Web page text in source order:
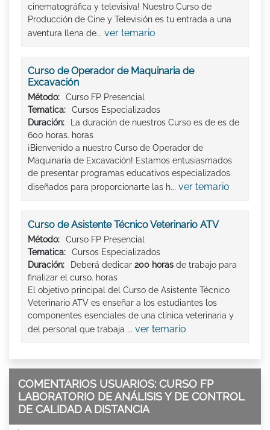
cinematográfica y televisiva! Nuestro Curso de
Producción de Cine y Televisión es tu entrada a una
aventura llena de... ver temario
Curso de Operador de Maquinaria de
Excavación
Método:
Curso FP Presencial
Tematica:
Cursos Especializados
Duración:
La duración de nuestros Curso es de es de
600 horas. horas
¡Bienvenido a nuestro Curso de Operador de
Maquinaria de Excavación! Estamos entusiasmados
de presentar programas educativos especializados
diseñados para proporcionarte las h... ver temario
Curso de Asistente Técnico Veterinario ATV
Método:
Curso FP Presencial
Tematica:
Cursos Especializados
Duración:
Deberá dedicar 200 horas de trabajo para
finalizar el curso. horas
El objetivo principal del Curso de Asistente Técnico
Veterinario ATV es enseñar a los estudiantes los
componentes esenciales de una clínica veterinaria y
del personal que trabaja ... ver temario
COMENTARIOS USUARIOS: CURSO FP
LABORATORIO DE ANÁLISIS Y DE CONTROL
DE CALIDAD A DISTANCIA